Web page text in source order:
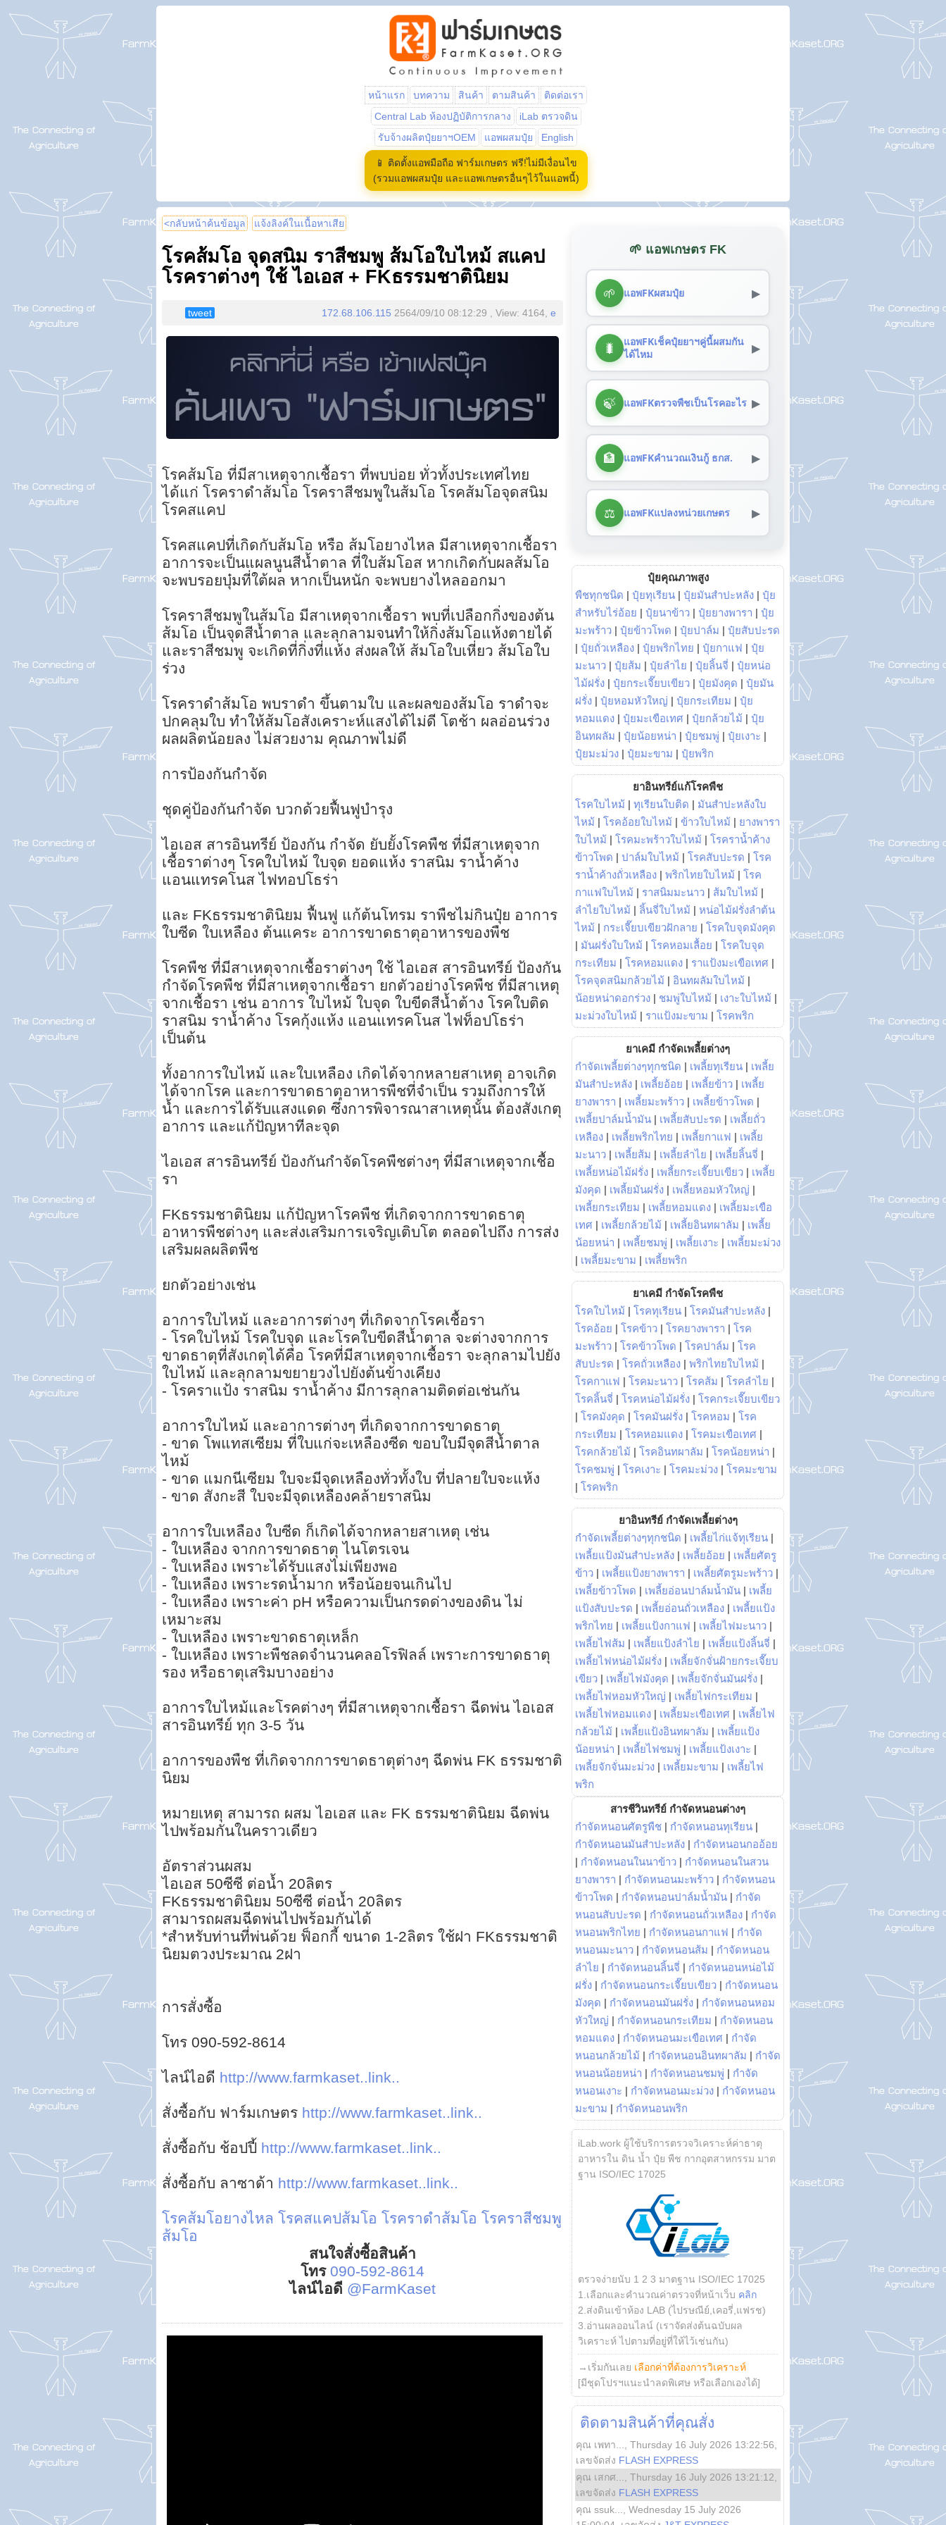
หน้าแรก บทความ สินค้า ตามสินค้า
ติดต่อเรา
Central Lab ห้องปฏิบัติการกลาง
iLab ตรวจดิน
รับจ้างผลิตปุ๋ยยาฯOEM
แอพผสมปุ๋ย English
📱 ติดตั้งแอพมือถือ ฟาร์มเกษตร ฟรี!ไม่มีเงื่อนไข
(รวมแอพผสมปุ๋ย และแอพเกษตรอื่นๆไว้ในแอพนี้)
<กลับหน้าค้นข้อมูล แจ้งลิงค์ในเนื้อหาเสีย
โรคส้มโอ จุดสนิม ราสีชมพู ส้มโอใบไหม้ สแคป
โรคราต่างๆ ใช้ ไอเอส + FKธรรมชาตินิยม
tweet 172.68.106.115 2564/09/10 08:12:29 , View: 4164, e
โรคส้มโอ ที่มีสาเหตุจากเชื้อรา ที่พบบ่อย ทั่วทั้งประเทศไทย
ได้แก่ โรคราดำส้มโอ โรคราสีชมพูในส้มโอ โรคส้มโอจุดสนิม
โรคสแคป
โรคสแคปที่เกิดกับส้มโอ หรือ ส้มโอยางไหล มีสาเหตุจากเชื้อรา
อาการจะเป็นแผลนูนสีน้ำตาล ที่ใบส้มโอส หากเกิดกับผลส้มโอ
จะพบรอยบุ๋มที่ใต้ผล หากเป็นหนัก จะพบยางไหลออกมา
โรคราสีชมพูในส้มโอ มีสาเหตุจากเชื้อรา พบที่เปลือกกิ่งของต้น
ส้มโอ เป็นจุดสีน้ำตาล และลุกลามจนทำให้กิ่งส้มโอแห้งตายได้
และราสีชมพู จะเกิดที่กิ่งที่แห้ง ส่งผลให้ ส้มโอใบเหี่ยว ส้มโอใบ
ร่วง
โรคราดำส้มโอ พบราดำ ขึ้นตามใบ และผลของส้มโอ ราดำจะ
ปกคลุมใบ ทำให้ส้มโอสังเคราะห์แสงได้ไม่ดี โตช้า ผลอ่อนร่วง
ผลผลิตน้อยลง ไม่สวยงาม คุณภาพไม่ดี
การป้องกันกำจัด
ชุดคู่ป้องกันกำจัด บวกด้วยฟื้นฟูบำรุง
ไอเอส สารอินทรีย์ ป้องกัน กำจัด ยับยั้งโรคพืช ที่มีสาเหตุจาก
เชื้อราต่างๆ โรคใบไหม้ ใบจุด ยอดแห้ง ราสนิม ราน้ำค้าง
แอนแทรคโนส ไฟทอปโธร่า
และ FKธรรมชาตินิยม ฟื้นฟู แก้ต้นโทรม ราพืชไม่กินปุ๋ย อาการ
ใบซีด ใบเหลือง ต้นแคระ อาการขาดธาตุอาหารของพืช
โรคพืช ที่มีสาเหตุจากเชื้อราต่างๆ ใช้ ไอเอส สารอินทรีย์ ป้องกัน
กำจัดโรคพืช ที่มีสาเหตุจากเชื้อรา ยกตัวอย่างโรคพืช ที่มีสาเหตุ
จากเชื้อรา เช่น อาการ ใบไหม้ ใบจุด ใบขีดสีน้ำต้าง โรคใบติด
ราสนิม ราน้ำค้าง โรคกุ้งแห้ง แอนแทรคโนส ไฟท็อปโธร่า
เป็นต้น
ทั้งอาการใบไหม้ และใบเหลือง เกิดได้จากหลายสาเหตุ อาจเกิด
ได้จากโรค และการขาดธาตุอาหารพืชที่จำเป็น รวมถึงการให้
น้ำ และการได้รับแสงแดด ซึ่งการพิจารณาสาเหตุนั้น ต้องสังเกตุ
อาการ และแก้ปัญหาทีละจุด
ไอเอส สารอินทรีย์ ป้องกันกำจัดโรคพืชต่างๆ ที่มีสาเหตุจากเชื้อ
รา
FKธรรมชาตินิยม แก้ปัญหาโรคพืช ที่เกิดจากการขาดธาตุ
อาหารพืชต่างๆ และส่งเสริมการเจริญเติบโต ตลอดไปถึง การส่ง
เสริมผลผลิตพืช
ยกตัวอย่างเช่น
อาการใบไหม้ และอาการต่างๆ ที่เกิดจากโรคเชื้อรา
- โรคใบไหม้ โรคใบจุด และโรคใบขีดสีน้ำตาล จะต่างจากการ
ขาดธาตุที่สังเกตุได้คือ โรคที่มีสาเหตุจากเชื้อรา จะลุกลามไปยัง
ใบไหม้ และลุกลามขยายวงไปยังต้นข้างเคียง
- โรคราแป้ง ราสนิม ราน้ำค้าง มีการลุกลามติดต่อเช่นกัน
อาการใบไหม้ และอาการต่างๆ ที่เกิดจากการขาดธาตุ
- ขาด โพแทสเซียม ที่ใบแก่จะเหลืองซีด ขอบใบมีจุดสีน้ำตาล
ไหม้
- ขาด แมกนีเซียม ใบจะมีจุดเหลืองทั่วทั้งใบ ที่ปลายใบจะแห้ง
- ขาด สังกะสี ใบจะมีจุดเหลืองคล้ายราสนิม
อาการใบเหลือง ใบซีด ก็เกิดได้จากหลายสาเหตุ เช่น
- ใบเหลือง จากการขาดธาตุ ไนโตรเจน
- ใบเหลือง เพราะได้รับแสงไม่เพียงพอ
- ใบเหลือง เพราะรดน้ำมาก หรือน้อยจนเกินไป
- ใบเหลือง เพราะค่า pH หรือความเป็นกรดด่างของดิน ไม่
เหมาะสม
- ใบเหลือง เพราะขาดธาตุเหล็ก
- ใบเหลือง เพราะพืชลดจำนวนคลอโรฟิลล์ เพราะการขาดธาตุ
รอง หรือธาตุเสริมบางอย่าง
อาการใบไหม้และโรคต่างๆ ที่มีสาเหตุจากเชื้อรา ฉีดพ่น ไอเอส
สารอินทรีย์ ทุก 3-5 วัน
อาการของพืช ที่เกิดจากการขาดธาตุต่างๆ ฉีดพ่น FK ธรรมชาติ
นิยม
หมายเหตุ สามารถ ผสม ไอเอส และ FK ธรรมชาตินิยม ฉีดพ่น
ไปพร้อมกันในคราวเดียว
อัตราส่วนผสม
ไอเอส 50ซีซี ต่อน้ำ 20ลิตร
FKธรรมชาตินิยม 50ซีซี ต่อน้ำ 20ลิตร
สามารถผสมฉีดพ่นไปพร้อมกันได้
*สำหรับท่านที่พ่นด้วย ฟ็อกกี้ ขนาด 1-2ลิตร ใช้ฝา FKธรรมชาติ
นิยมตวงประมาณ 2ฝา
การสั่งซื้อ
โทร 090-592-8614
ไลน์ไอดี http://www.farmkaset..link..
สั่งซื้อกับ ฟาร์มเกษตร http://www.farmkaset..link..
สั่งซื้อกับ ช้อปปี้ http://www.farmkaset..link..
สั่งซื้อกับ ลาซาด้า http://www.farmkaset..link..
โรคส้มโอยางไหล โรคสแคปส้มโอ โรคราดำส้มโอ โรคราสีชมพู
ส้มโอ
สนใจสั่งซื้อสินค้า
โทร 090-592-8614
ไลน์ไอดี @FarmKaset
🌱 แอพเกษตร FK
🌱 แอพFKผสมปุ๋ย ▶
🐛
แอพFKเช็คปุ๋ยยาฯคู่นี้ผสมกัน
ได้ไหม
▶
🍃 แอพFKตรวจพืชเป็นโรคอะไร ▶
🏦 แอพFKคำนวณเงินกู้ ธกส. ▶
⚖️ แอพFKแปลงหน่วยเกษตร ▶
ปุ๋ยคุณภาพสูง
พืชทุกชนิด | ปุ๋ยทุเรียน | ปุ๋ยมันสำปะหลัง | ปุ๋ย
สำหรับไร่อ้อย | ปุ๋ยนาข้าว | ปุ๋ยยางพารา | ปุ๋ย
มะพร้าว | ปุ๋ยข้าวโพด | ปุ๋ยปาล์ม | ปุ๋ยสับปะรด
| ปุ๋ยถั่วเหลือง | ปุ๋ยพริกไทย | ปุ๋ยกาแฟ | ปุ๋ย
มะนาว | ปุ๋ยส้ม | ปุ๋ยลำไย | ปุ๋ยลิ้นจี่ | ปุ๋ยหน่อ
ไม้ฝรั่ง | ปุ๋ยกระเจี๊ยบเขียว | ปุ๋ยมังคุด | ปุ๋ยมัน
ฝรั่ง | ปุ๋ยหอมหัวใหญ่ | ปุ๋ยกระเทียม | ปุ๋ย
หอมแดง | ปุ๋ยมะเขือเทศ | ปุ๋ยกล้วยไม้ | ปุ๋ย
อินทผลัม | ปุ๋ยน้อยหน่า | ปุ๋ยชมพู่ | ปุ๋ยเงาะ |
ปุ๋ยมะม่วง | ปุ๋ยมะขาม | ปุ๋ยพริก
ยาอินทรีย์แก้โรคพืช
โรคใบไหม้ | ทุเรียนใบติด | มันสำปะหลังใบ
ไหม้ | โรคอ้อยใบไหม้ | ข้าวใบไหม้ | ยางพารา
ใบไหม้ | โรคมะพร้าวใบไหม้ | โรคราน้ำค้าง
ข้าวโพด | ปาล์มใบไหม้ | โรคสับปะรด | โรค
ราน้ำค้างถั่วเหลือง | พริกไทยใบไหม้ | โรค
กาแฟใบไหม้ | ราสนิมมะนาว | ส้มใบไหม้ |
ลำไยใบไหม้ | ลิ้นจี่ใบไหม้ | หน่อไม้ฝรั่งลำต้น
ไหม้ | กระเจี๊ยบเขียวฝักลาย | โรคใบจุดมังคุด
| มันฝรั่งใบใหม้ | โรคหอมเลื้อย | โรคใบจุด
กระเทียม | โรคหอมแดง | ราแป้งมะเขือเทศ |
โรคจุดสนิมกล้วยไม้ | อินทผลัมใบไหม้ |
น้อยหน่าดอกร่วง | ชมพู่ใบไหม้ | เงาะใบไหม้ |
มะม่วงใบไหม้ | ราแป้งมะขาม | โรคพริก
ยาเคมี กำจัดเพลี้ยต่างๆ
กำจัดเพลี้ยต่างๆทุกชนิด | เพลี้ยทุเรียน | เพลี้ย
มันสำปะหลัง | เพลี้ยอ้อย | เพลี้ยข้าว | เพลี้ย
ยางพารา | เพลี้ยมะพร้าว | เพลี้ยข้าวโพด |
เพลี้ยปาล์มน้ำมัน | เพลี้ยสับปะรด | เพลี้ยถั่ว
เหลือง | เพลี้ยพริกไทย | เพลี้ยกาแฟ | เพลี้ย
มะนาว | เพลี้ยส้ม | เพลี้ยลำไย | เพลี้ยลิ้นจี่ |
เพลี้ยหน่อไม้ฝรั่ง | เพลี้ยกระเจี๊ยบเขียว | เพลี้ย
มังคุด | เพลี้ยมันฝรั่ง | เพลี้ยหอมหัวใหญ่ |
เพลี้ยกระเทียม | เพลี้ยหอมแดง | เพลี้ยมะเขือ
เทศ | เพลี้ยกล้วยไม้ | เพลี้ยอินทผาลัม | เพลี้ย
น้อยหน่า | เพลี้ยชมพู่ | เพลี้ยเงาะ | เพลี้ยมะม่วง
| เพลี้ยมะขาม | เพลี้ยพริก
ยาเคมี กำจัดโรคพืช
โรคใบไหม้ | โรคทุเรียน | โรคมันสำปะหลัง |
โรคอ้อย | โรคข้าว | โรคยางพารา | โรค
มะพร้าว | โรคข้าวโพด | โรคปาล์ม | โรค
สับปะรด | โรคถั่วเหลือง | พริกไทยใบไหม้ |
โรคกาแฟ | โรคมะนาว | โรคส้ม | โรคลำไย |
โรคลิ้นจี่ | โรคหน่อไม้ฝรั่ง | โรคกระเจี๊ยบเขียว
| โรคมังคุด | โรคมันฝรั่ง | โรคหอม | โรค
กระเทียม | โรคหอมแดง | โรคมะเขือเทศ |
โรคกล้วยไม้ | โรคอินทผาลัม | โรคน้อยหน่า |
โรคชมพู่ | โรคเงาะ | โรคมะม่วง | โรคมะขาม
| โรคพริก
ยาอินทรีย์ กำจัดเพลี้ยต่างๆ
กำจัดเพลี้ยต่างๆทุกชนิด | เพลี้ยไก่แจ้ทุเรียน |
เพลี้ยแป้งมันสำปะหลัง | เพลี้ยอ้อย | เพลี้ยศัตรู
ข้าว | เพลี้ยแป้งยางพารา | เพลี้ยศัตรูมะพร้าว |
เพลี้ยข้าวโพด | เพลี้ยอ่อนปาล์มน้ำมัน | เพลี้ย
แป้งสับปะรด | เพลี้ยอ่อนถั่วเหลือง | เพลี้ยแป้ง
พริกไทย | เพลี้ยแป้งกาแฟ | เพลี้ยไฟมะนาว |
เพลี้ยไฟส้ม | เพลี้ยแป้งลำไย | เพลี้ยแป้งลิ้นจี่ |
เพลี้ยไฟหน่อไม้ฝรั่ง | เพลี้ยจักจั่นฝ้ายกระเจี๊ยบ
เขียว | เพลี้ยไฟมังคุด | เพลี้ยจักจั่นมันฝรั่ง |
เพลี้ยไฟหอมหัวใหญ่ | เพลี้ยไฟกระเทียม |
เพลี้ยไฟหอมแดง | เพลี้ยมะเขือเทศ | เพลี้ยไฟ
กล้วยไม้ | เพลี้ยแป้งอินทผาลัม | เพลี้ยแป้ง
น้อยหน่า | เพลี้ยไฟชมพู่ | เพลี้ยแป้งเงาะ |
เพลี้ยจักจั่นมะม่วง | เพลี้ยมะขาม | เพลี้ยไฟ
พริก
สารชีวินทรีย์ กำจัดหนอนต่างๆ
กำจัดหนอนศัตรูพืช | กำจัดหนอนทุเรียน |
กำจัดหนอนมันสำปะหลัง | กำจัดหนอนกออ้อย
| กำจัดหนอนในนาข้าว | กำจัดหนอนในสวน
ยางพารา | กำจัดหนอนมะพร้าว | กำจัดหนอน
ข้าวโพด | กำจัดหนอนปาล์มน้ำมัน | กำจัด
หนอนสับปะรด | กำจัดหนอนถั่วเหลือง | กำจัด
หนอนพริกไทย | กำจัดหนอนกาแฟ | กำจัด
หนอนมะนาว | กำจัดหนอนส้ม | กำจัดหนอน
ลำไย | กำจัดหนอนลิ้นจี่ | กำจัดหนอนหน่อไม้
ฝรั่ง | กำจัดหนอนกระเจี๊ยบเขียว | กำจัดหนอน
มังคุด | กำจัดหนอนมันฝรั่ง | กำจัดหนอนหอม
หัวใหญ่ | กำจัดหนอนกระเทียม | กำจัดหนอน
หอมแดง | กำจัดหนอนมะเขือเทศ | กำจัด
หนอนกล้วยไม้ | กำจัดหนอนอินทผาลัม | กำจัด
หนอนน้อยหน่า | กำจัดหนอนชมพู่ | กำจัด
หนอนเงาะ | กำจัดหนอนมะม่วง | กำจัดหนอน
มะขาม | กำจัดหนอนพริก
iLab.work ผู้ใช้บริการตรวจวิเคราะห์ค่าธาตุ
อาหารใน ดิน น้ำ ปุ๋ย พืช กากอุตสาหกรรม มาต
ฐาน ISO/IEC 17025
ตรวจง่ายนับ 1 2 3 มาตฐาน ISO/IEC 17025
1.เลือกและคำนวณค่าตรวจที่หน้าเว็บ คลิก
2.ส่งดินเข้าห้อง LAB (ไปรษณีย์,เคอรี่,แฟรช)
3.อ่านผลออนไลน์ (เราจัดส่งต้นฉบับผล
วิเคราะห์ ไปตามที่อยู่ที่ให้ไว้เช่นกัน)
→เริ่มกันเลย เลือกค่าที่ต้องการวิเคราะห์
[มีชุดโปรฯแนะนำลดพิเศษ หรือเลือกเองได้]
ติดตามสินค้าที่คุณสั่ง
คุณ เพทา... Thursday 16 July 2026 13:22:56
เลขจัดส่ง FLASH EXPRESS
คุณ เสกศ...
Thursday 16 July 2026 13:21:12
เลขจัดส่ง FLASH EXPRESS
คุณ ssuk...
Wednesday 15 July 2026